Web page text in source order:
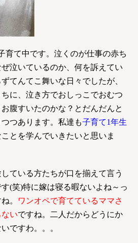
育て中です。泣くのが仕事の赤ち
泣いているのか、何を訴えてい
てんてこ舞いな日々でしたが、
に、泣き方でおしっこでおむつ
腹すいたのかな？とだんだんと
つあります。私達も子育て1年生
とを学んでいきたいと思いま
ている方たちが口を揃えて言う
(笑)特に嫁は寝る暇ないよね～っ
。
ワンオペで育てているママさ
いですね。二人だからどうにか
ですわ。。。